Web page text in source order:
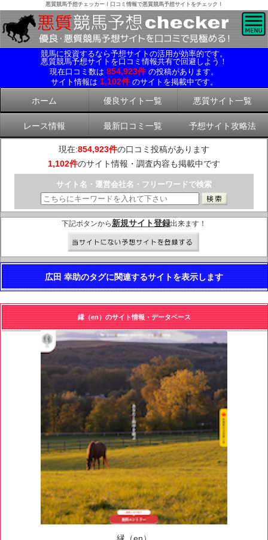
悪質競馬予想チェッカー！口コミ情報で悪質競馬予想サイトをチェック！
競馬に投資するなら予想サイトの活用が効率的です。
悪質競馬予想サイトを口コミ情報共有で回避しよう！
現在口コミ数は 854,923件 の投稿があります。
サイト情報は 1,102件 のサイトを掲載中です。
ホーム 優良サイト一覧 悪質サイト一覧
レース情報 最新口コミ一覧 予想サイト攻略法
現在:854,923件の口コミ投稿があります
1,102件のサイト情報・調査内容も掲載中です
サイト名・運営会社名・フリーワードで検索
下記ボタンから 新規サイト登録出来ます！
広田 幸助のタグに関連するサイトを表示します
縁（en）のサイト情報・データベース